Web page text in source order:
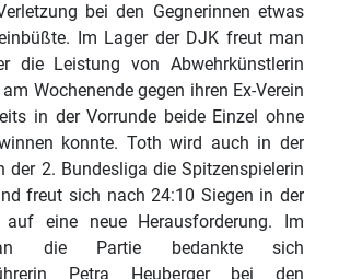
bei den Gegnerinnen etwas
Im Lager der DJK freut man
die Leistung von Abwehrkünstlerin
Wochenende gegen ihren Ex-Verein
in der Vorrunde beide Einzel ohne
konnte. Toth wird auch in der
der 2. Bundesliga die Spitzenspielerin
freut sich nach 24:10 Siegen in der
eine neue Herausforderung. Im
die Partie bedankte sich
Petra Heuberger bei den